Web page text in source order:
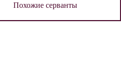
Похожие серванты